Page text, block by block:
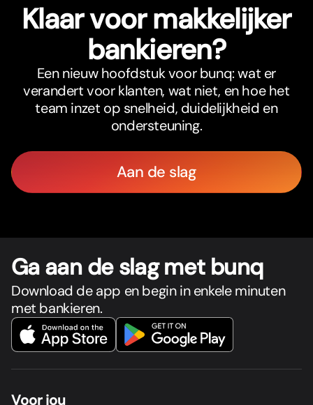
Klaar voor makkelijker
bankieren?
Een nieuw hoofdstuk voor bunq: wat er
verandert voor klanten, wat niet, en hoe het
team inzet op snelheid, duidelijkheid en
ondersteuning.
Aan de slag
Ga aan de slag met bunq
Download de app en begin in enkele minuten
met bankieren.
Voor jou